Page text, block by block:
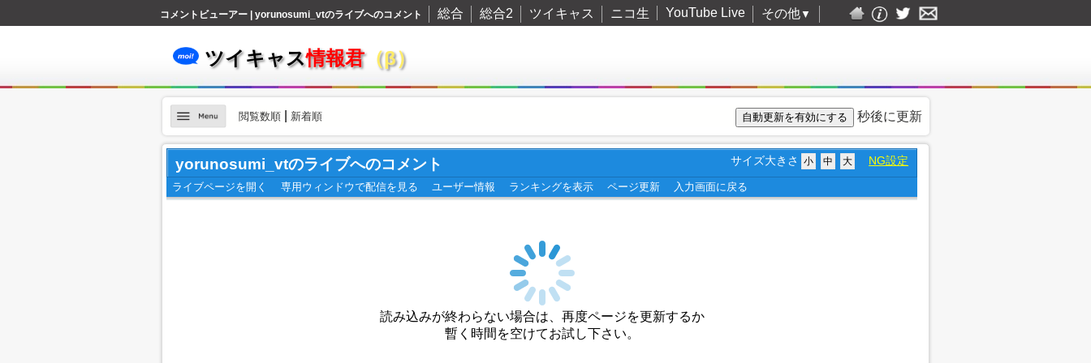
コメントビューアー | yorunosumi_vtのライブへのコメント 総合 総合2 ツイキャス ニコ生 YouTube Live その他▼
ツイキャス情報君（β）
閲覧数順| 新着順 秒後に更新
yorunosumi_vtのライブへのコメント サイズ大きさ 小 中 大 NG設定
ライブページを開く 専用ウィンドウで配信を見る ユーザー情報 ランキングを表示 ページ更新 入力画面に戻る
読み込みが終わらない場合は、再度ページを更新するか
暫く時間を空けてお試し下さい。